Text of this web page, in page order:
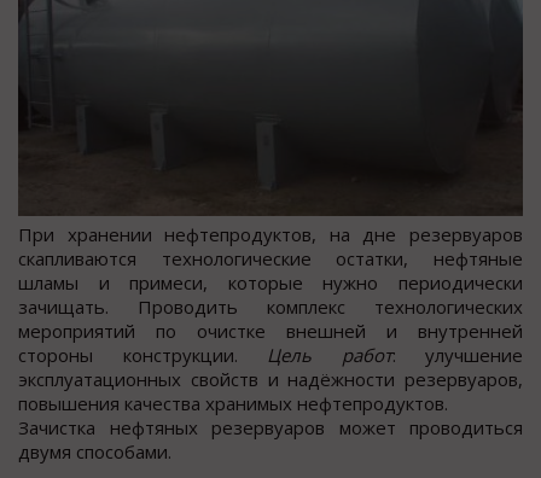
При хранении нефтепродуктов, на дне резервуаров
скапливаются технологические остатки, нефтяные
шламы и примеси, которые нужно периодически
зачищать. Проводить комплекс технологических
мероприятий по очистке внешней и внутренней
стороны конструкции. Цель работ: улучшение
эксплуатационных свойств и надёжности резервуаров,
повышения качества хранимых нефтепродуктов.
Зачистка нефтяных резервуаров может проводиться
двумя способами.